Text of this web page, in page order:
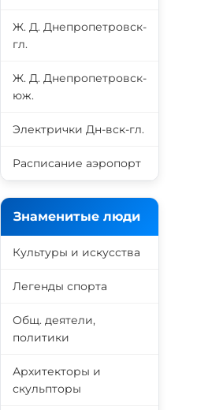
Ж. Д. Днепропетровск-
гл.
Ж. Д. Днепропетровск-
юж.
Электрички Дн-вск-гл.
Расписание аэропорт
Знаменитые люди
Культуры и искусства
Легенды спорта
Общ. деятели,
политики
Архитекторы и
скульпторы